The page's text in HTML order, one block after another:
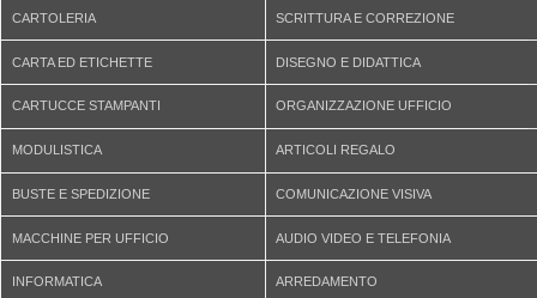
CARTOLERIA SCRITTURA E CORREZIONE
CARTA ED ETICHETTE DISEGNO E DIDATTICA
CARTUCCE STAMPANTI ORGANIZZAZIONE UFFICIO
MODULISTICA ARTICOLI REGALO
BUSTE E SPEDIZIONE COMUNICAZIONE VISIVA
MACCHINE PER UFFICIO AUDIO VIDEO E TELEFONIA
INFORMATICA ARREDAMENTO